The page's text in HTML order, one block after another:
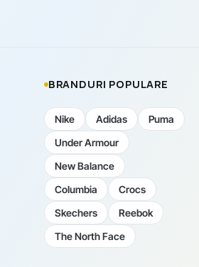
BRANDURI POPULARE
Nike Adidas
Puma
Under Armour
New Balance
Columbia
Crocs
Skechers
Reebok
The North Face